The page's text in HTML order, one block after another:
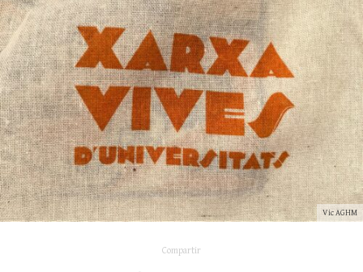
Vic AGHM
Compartir